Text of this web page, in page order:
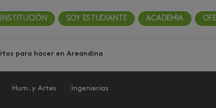
SOY ESTUDIANTE ACADEMIA
para hacer en Areandina
Hum. y Artes Ingenierías